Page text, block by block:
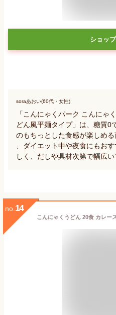
ショッ
soraあおい(60代・女性)
「こんにゃくパーク こんにゃ
どん風平麺タイプ」は、糖質0
のもちっとした食感が楽しめ
、ダイエット中や夜食にもお
しく、だしや具材次第で幅広い
no. 14